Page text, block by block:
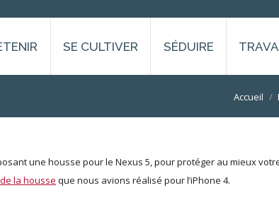
SE CULTIVER SÉDUIRE
Vous êtes
Accueil
une housse pour le Nexus 5, pour protéger au mieux
la housse que nous avions réalisé pour l’iPhone 4.